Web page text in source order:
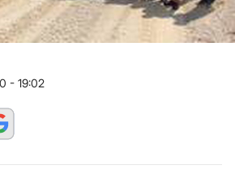
- 19:02